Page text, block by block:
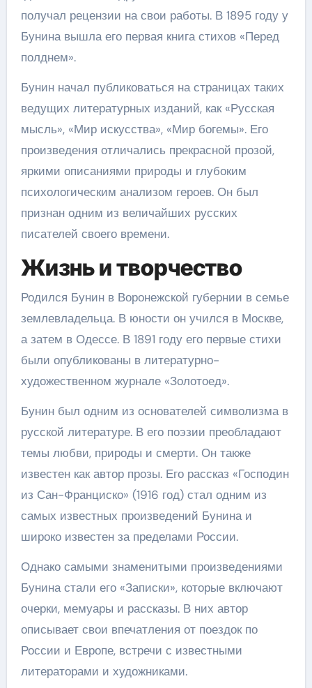
получал рецензии на свои работы. В 1895 году у
Бунина вышла его первая книга стихов «Перед
полднем».
Бунин начал публиковаться на страницах таких
ведущих литературных изданий, как «Русская
мысль», «Мир искусства», «Мир богемы». Его
произведения отличались прекрасной прозой,
яркими описаниями природы и глубоким
психологическим анализом героев. Он был
признан одним из величайших русских
писателей своего времени.
Жизнь и творчество
Родился Бунин в Воронежской губернии в семье
землевладельца. В юности он учился в Москве,
а затем в Одессе. В 1891 году его первые стихи
были опубликованы в литературно-
художественном журнале «Золотоед».
Бунин был одним из основателей символизма в
русской литературе. В его поэзии преобладают
темы любви, природы и смерти. Он также
известен как автор прозы. Его рассказ «Господин
из Сан-Франциско» (1916 год) стал одним из
самых известных произведений Бунина и
широко известен за пределами России.
Однако самыми знаменитыми произведениями
Бунина стали его «Записки», которые включают
очерки, мемуары и рассказы. В них автор
описывает свои впечатления от поездок по
России и Европе, встречи с известными
литераторами и художниками.